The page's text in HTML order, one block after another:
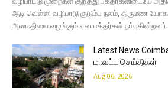
ஆடி வெள்ளி வழிபாடு குடும்ப நலம், திருமண
அமைதியை வழங்கும் என பக்தர்கள் நம்புகின்றனர்.
Latest News
மாவட்ட செய்திகள்
Aug 06, 2026